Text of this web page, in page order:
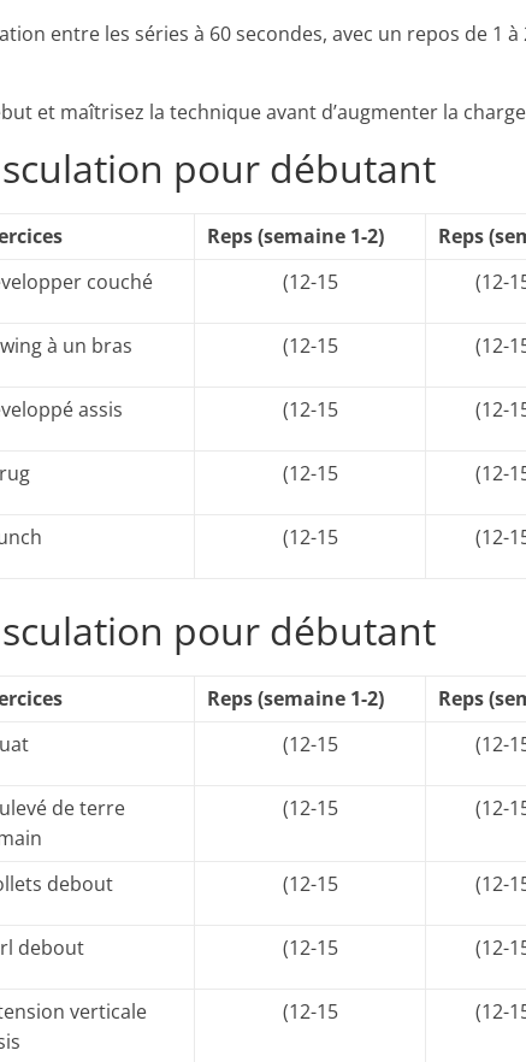
entre les séries à 60 secondes, avec un repos de 1 à
et maîtrisez la technique avant d’augmenter la
pour débutant
Reps (semaine 1-2)
Reps
couché (12-15 (12-
à un bras (12-15 (12-
assis (12-15 (12-
(12-15 (12-
(12-15 (12-
pour débutant
Reps (semaine 1-2)
Reps
(12-15 (12-
de terre
(12-15 (12-
debout (12-15 (12-
debout (12-15 (12-
verticale
(12-15 (12-